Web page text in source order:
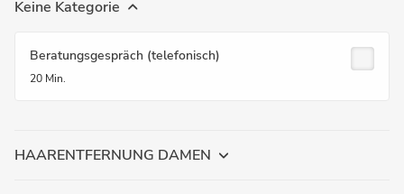
Keine Kategorie
Beratungsgespräch (telefonisch)
20 Min.
HAARENTFERNUNG DAMEN